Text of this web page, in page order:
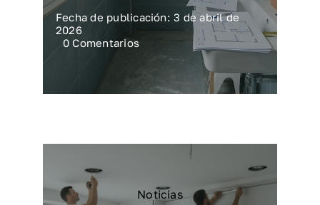
Fecha de publicación: 3 de abril de
2026
0 Comentarios
Cuánto
reformar
baño
2026
Noticias